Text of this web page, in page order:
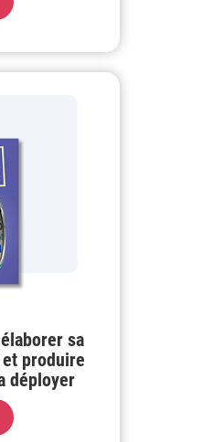
sa
produire
déployer